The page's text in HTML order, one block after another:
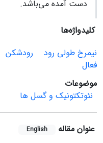
دست آمده می‌باشد.
کلیدواژه‌ها
نیمرخ طولی رود
رودشکن
فعال
موضوعات
نئوتکتونیک و گسل ها
عنوان مقاله English